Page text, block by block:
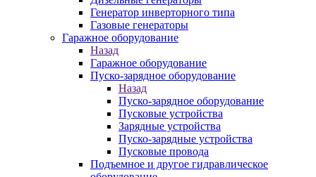
Генератор инверторного типа
Газовые генераторы
Гаражное оборудование
Назад
Гаражное оборудование
Пуско-зарядное оборудование
Назад
Пуско-зарядное оборудование
Пусковые устройства
Зарядные устройства
Пуско-зарядные устройства
Пусковые провода
Подъемное и другое гидравлическое